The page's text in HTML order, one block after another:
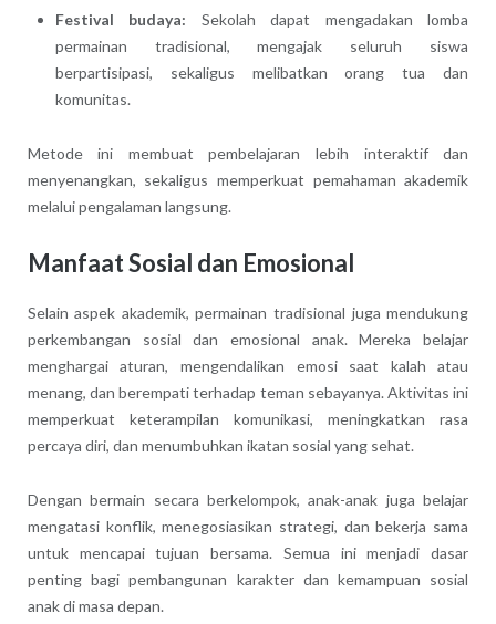
Festival budaya: Sekolah dapat mengadakan lomba
permainan tradisional, mengajak seluruh siswa
berpartisipasi, sekaligus melibatkan orang tua dan
komunitas.
Metode ini membuat pembelajaran lebih interaktif dan
menyenangkan, sekaligus memperkuat pemahaman akademik
melalui pengalaman langsung.
Manfaat Sosial dan Emosional
Selain aspek akademik, permainan tradisional juga mendukung
perkembangan sosial dan emosional anak. Mereka belajar
menghargai aturan, mengendalikan emosi saat kalah atau
menang, dan berempati terhadap teman sebayanya. Aktivitas ini
memperkuat keterampilan komunikasi, meningkatkan rasa
percaya diri, dan menumbuhkan ikatan sosial yang sehat.
Dengan bermain secara berkelompok, anak-anak juga belajar
mengatasi konflik, menegosiasikan strategi, dan bekerja sama
untuk mencapai tujuan bersama. Semua ini menjadi dasar
penting bagi pembangunan karakter dan kemampuan sosial
anak di masa depan.